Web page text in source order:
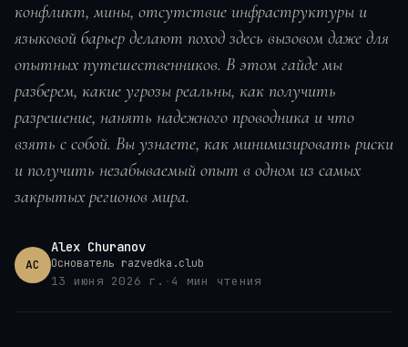
конфликт, мины, отсутствие инфраструктуры и
языковой барьер делают поход здесь вызовом даже для
опытных путешественников. В этом гайде мы
разберем, какие угрозы реальны, как получить
разрешение, нанять надежного проводника и что
взять с собой. Вы узнаете, как минимизировать риски
и получить незабываемый опыт в одном из самых
закрытых регионов мира.
AC
Alex Churanov
Основатель razvedka.club
13 июня 2026 г. · 4 мин чтения